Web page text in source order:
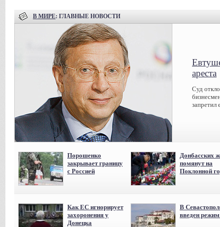
В МИРЕ: ГЛАВНЫЕ НОВОСТИ
ареста
Суд
запретил
Порошенко
закрывает границу
с Россией
Донбасских
помянут на
Поклонной
Как ЕС игнорирует
захоронения у
Донецка
В
введен